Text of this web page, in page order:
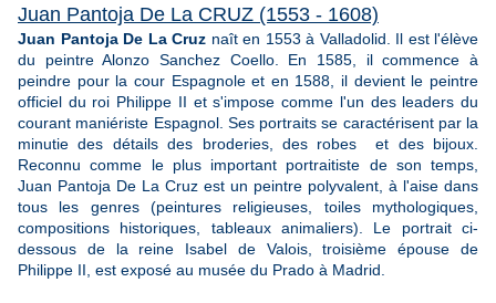
Juan Pantoja De La CRUZ (1553 - 1608)
Juan Pantoja De La Cruz naît en 1553 à Valladolid. Il est l'élève
du peintre Alonzo Sanchez Coello. En 1585, il commence à
peindre pour la cour Espagnole et en 1588, il devient le peintre
officiel du roi Philippe II et s'impose comme l'un des leaders du
courant maniériste Espagnol. Ses portraits se caractérisent par la
minutie des détails des broderies, des robes et des bijoux.
Reconnu comme le plus important portraitiste de son temps,
Juan Pantoja De La Cruz est un peintre polyvalent, à l'aise dans
tous les genres (peintures religieuses, toiles mythologiques,
compositions historiques, tableaux animaliers). Le portrait ci-
dessous de la reine Isabel de Valois, troisième épouse de
Philippe II, est exposé au musée du Prado à Madrid.